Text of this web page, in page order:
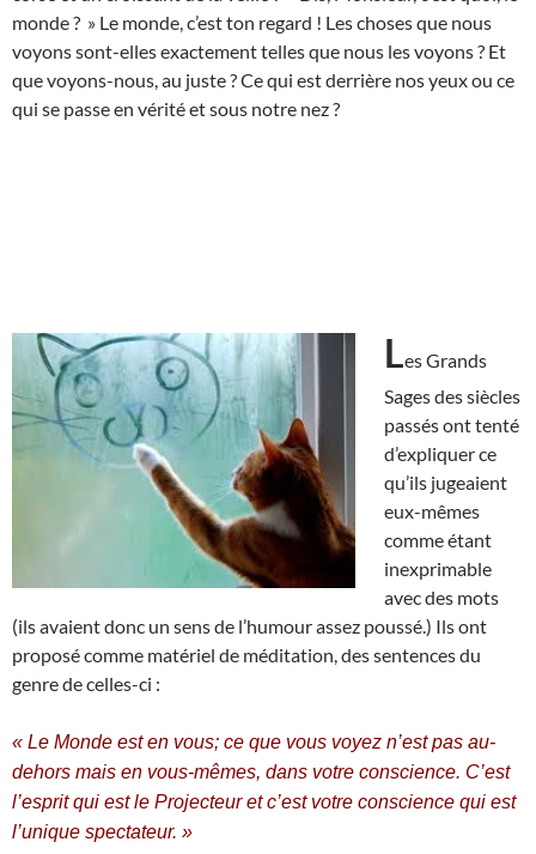
monde ? » Le monde, c’est ton regard ! Les choses que nous
voyons sont-elles exactement telles que nous les voyons ? Et
que voyons-nous, au juste ? Ce qui est derrière nos yeux ou ce
qui se passe en vérité et sous notre nez ?
Les Grands
Sages des siècles
passés ont tenté
d’expliquer ce
qu’ils jugeaient
eux-mêmes
comme étant
inexprimable
avec des mots
(ils avaient donc un sens de l’humour assez poussé.) Ils ont
proposé comme matériel de méditation, des sentences du
genre de celles-ci :
« Le Monde est en vous; ce que vous voyez n’est pas au-
dehors mais en vous-mêmes, dans votre conscience. C’est
l’esprit qui est le Projecteur et c’est votre conscience qui est
l’unique spectateur. »